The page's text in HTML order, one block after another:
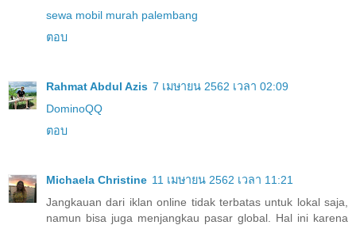
sewa mobil murah palembang
ตอบ
Rahmat Abdul Azis 7 เมษายน 2562 เวลา 02:09
DominoQQ
ตอบ
Michaela Christine 11 เมษายน 2562 เวลา 11:21
Jangkauan dari iklan online tidak terbatas untuk lokal saja,
namun bisa juga menjangkau pasar global. Hal ini karena